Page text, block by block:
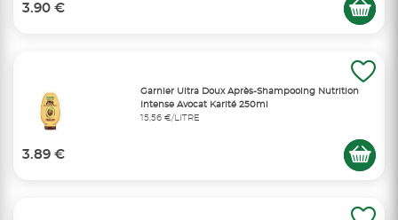
3.90 €
Garnier Ultra Doux Après-Shampooing Nutrition
Intense Avocat Karité 250ml
15,56 €/LITRE
3.89 €